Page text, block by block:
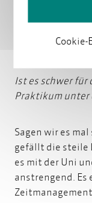
das Konzept
dadurch war
Ist es schwer
Praktikum unter
Sagen wir es
gefällt die steile
es mit der Uni
anstrengend.
Zeitmanagement.